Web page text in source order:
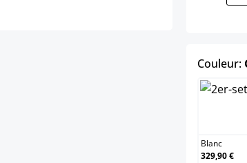
Couleur:
Blanc
329,90 €